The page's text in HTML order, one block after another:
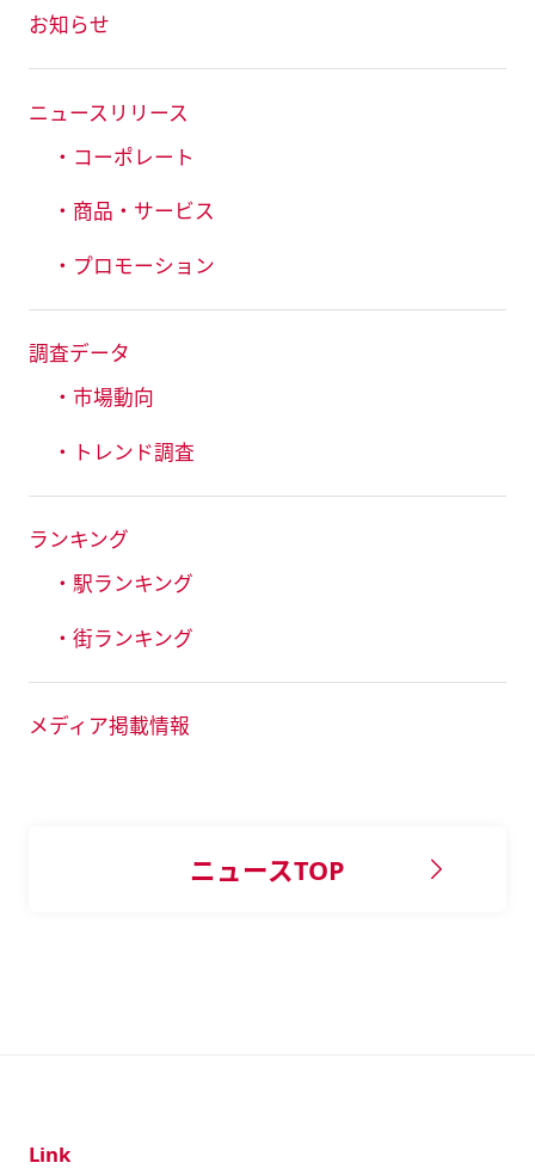
お知らせ
ニュースリリース
・コーポレート
・商品・サービス
・プロモーション
調査データ
・市場動向
・トレンド調査
ランキング
・駅ランキング
・街ランキング
メディア掲載情報
ニュースTOP
Link